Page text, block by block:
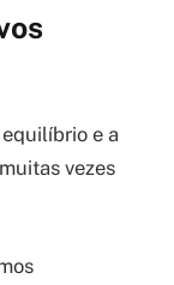
e a
vezes